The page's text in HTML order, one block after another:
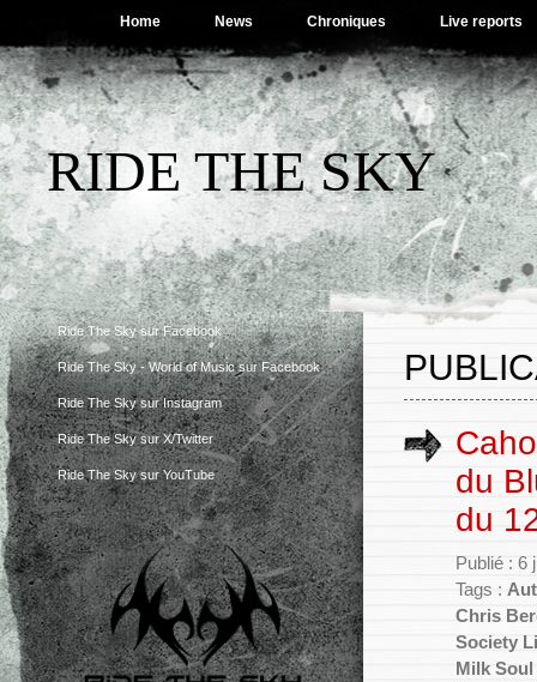
Home News Chroniques Live reports
RIDE THE SKY
Ride The Sky sur Facebook
Ride The Sky - World of Music sur Facebook
Ride The Sky sur Instagram
Ride The Sky sur X/Twitter
Ride The Sky sur YouTube
du
du
Publié : 6
Tags :
Chris
Society
Milk